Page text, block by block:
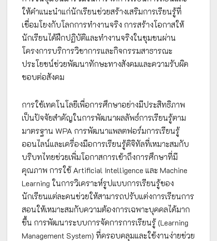
ให้คำแนะนำแก่นักเรียนช่วยสร้างเสริมการเรียนรู้ที่
เชื่อมโยงกับโลกการทำงานจริง การสร้างโอกาสให้
นักเรียนได้ฝึกปฏิบัติและทำงานจริงในชุมชนผ่าน
โครงการบริการวิชาการและกิจกรรมสาธารณะ
ประโยชน์ช่วยพัฒนาทักษะทางสังคมและความรับผิด
ชอบต่อสังคม
การใช้เทคโนโลยีเพื่อการศึกษาอย่างมีประสิทธิภาพ
เป็นปัจจัยสำคัญในการพัฒนาผลลัพธ์การเรียนรู้ตาม
มาตรฐาน WPA การพัฒนาแพลตฟอร์มการเรียนรู้
ออนไลน์และเครื่องมือการเรียนรู้ดิจิทัลที่เหมาะสมกับ
บริบทไทยช่วยเพิ่มโอกาสการเข้าถึงการศึกษาที่มี
คุณภาพ การใช้ Artificial Intelligence และ Machine
Learning ในการวิเคราะห์รูปแบบการเรียนรู้ของ
นักเรียนแต่ละคนช่วยให้สามารถปรับแต่งการเรียนการ
สอนให้เหมาะสมกับความต้องการเฉพาะบุคคลได้มาก
ขึ้น การพัฒนาระบบการจัดการการเรียนรู้ (Learning
Management System) ที่ครอบคลุมและใช้งานง่ายช่วย